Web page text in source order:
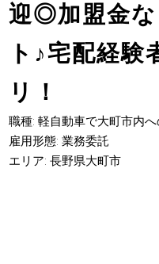
迎◎加盟金な
ト ♪宅配経験
リ！
職種: 軽自動車で大町市内
雇用形態: 業務委託
エリア: 長野県大町市